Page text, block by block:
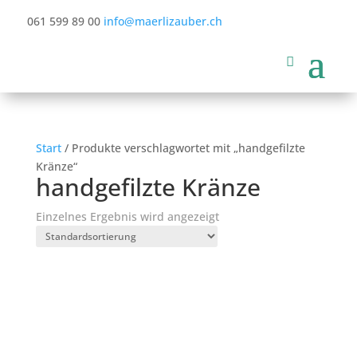
061 599 89 00 info@maerlizauber.ch
Start/ Produkte verschlagwortet mit „handgefilzte
Kränze“
handgefilzte Kränze
Einzelnes Ergebnis wird angezeigt